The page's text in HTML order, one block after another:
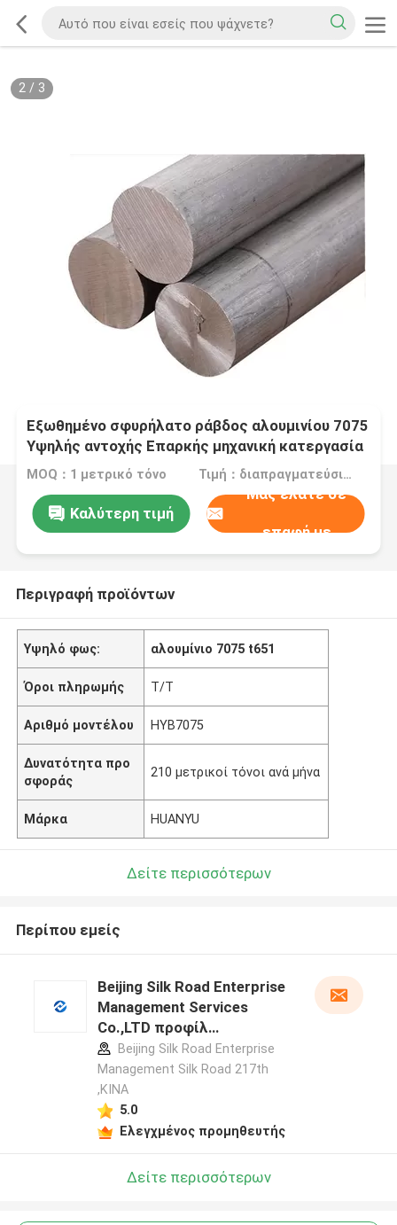
2/ 3
Εξωθημένο σφυρήλατο ράβδος αλουμινίου 7075
Υψηλής αντοχής Επαρκής μηχανική κατεργασία
MOQ：1 μετρικό τόνο Τιμή：διαπραγματεύσιμα
Καλύτερη τιμή
Μας ελάτε σε
επαφή με
Περιγραφή προϊόντων
Υψηλό φως: αλουμίνιο 7075 t651
Όροι πληρωμής T/T
Αριθμό μοντέλου HYB7075
Δυνατότητα προ
σφοράς
210 μετρικοί τόνοι ανά μήνα
Μάρκα HUANYU
Δείτε περισσότερων
Περίπου εμείς
Beijing Silk Road Enterprise
Management Services
Co.,LTD προφίλ
κατασκευαστή
Beijing Silk Road Enterprise
Management Silk Road 217th
,ΚΙΝΑ
5.0
Ελεγχμένος προμηθευτής
Δείτε περισσότερων